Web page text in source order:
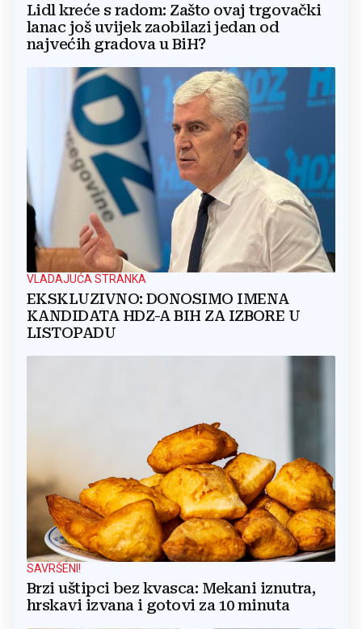
Lidl kreće s radom: Zašto ovaj trgovački
lanac još uvijek zaobilazi jedan od
najvećih gradova u BiH?
VLADAJUĆA STRANKA
EKSKLUZIVNO: DONOSIMO IMENA
KANDIDATA HDZ-A BIH ZA IZBORE U
LISTOPADU
SAVRŠENI!
Brzi uštipci bez kvasca: Mekani iznutra,
hrskavi izvana i gotovi za 10 minuta